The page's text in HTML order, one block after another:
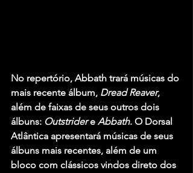
No repertório, Abbath trará músicas do
mais recente álbum, Dread Reaver,
além de faixas de seus outros dois
álbuns: Outstrider e Abbath. O Dorsal
Atlântica apresentará músicas de seus
álbuns mais recentes, além de um
bloco com clássicos vindos direto dos